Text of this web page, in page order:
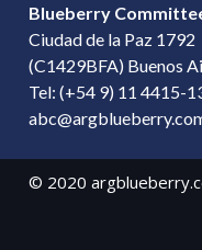
Blueberry
Ciudad de la Paz 1792
(C1429BFA) Buenos
Tel: (+54 9) 11 4415-
© 2020